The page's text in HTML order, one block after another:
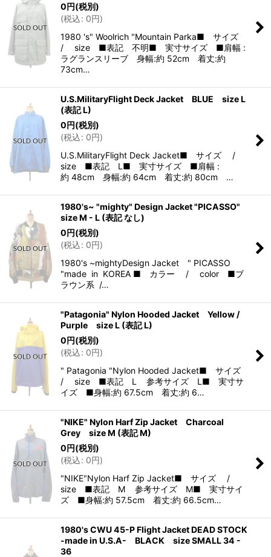
0円(税別)
(税込: 0円)
1980 's" Woolrich "Mountain Parka■ サイズ
/ size ■表記 不明■ 実寸サイズ ■肩幅 :
ラグランスリーブ 身幅:約 52cm 着丈:約
73cm…
U.S.MilitaryFlight Deck Jacket BLUE size L
(表記 L)
0円(税別)
(税込: 0円)
U.S.MilitaryFlight Deck Jacket■ サイズ /
size ■表記 L■ 実寸サイズ ■肩幅 :
約 48cm 身幅:約 64cm 着丈:約 80cm …
1980's~ "mighty" Design Jacket "PICASSO"
size M - L (表記 なし)
0円(税別)
(税込: 0円)
1980's ~mightyDesign Jacket " PICASSO
"made in KOREA ■ カラー / color ■ブ
ラウン系 /…
"Patagonia" Nylon Hooded Jacket Yellow /
Purple size L (表記 L)
0円(税別)
(税込: 0円)
" Patagonia "Nylon Hooded Jacket■ サイズ
/ size ■表記 L 参考サイズ L■ 実寸サ
イズ ■身幅:約 67.5cm 着丈:約 6…
"NIKE" Nylon Harf Zip Jacket Charcoal
Grey size M (表記 M)
0円(税別)
(税込: 0円)
"NIKE"Nylon Harf Zip Jacket■ サイズ /
size ■表記 M 参考サイズ M■ 実寸サイ
ズ ■身幅:約 57.5cm 着丈:約 66.5cm…
1980's CWU 45-P Flight Jacket DEAD STOCK
-made in U.S.A- BLACK size SMALL 34 -
36